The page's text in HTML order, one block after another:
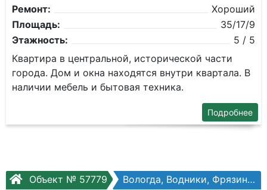
Ремонт:
Хороший
Площадь:
35/17/9
Этажность:
5 / 5
Квартира в центральной, исторической части
города. Дом и окна находятся внутри квартала. В
наличии мебель и бытовая техника.
Подробнее
Объект № 57779 Вологда, Водники, Фрязиновская ул, №33